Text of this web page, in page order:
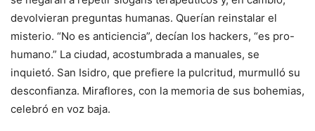
devolvieran preguntas humanas. Querían reinstalar el
misterio. “No es anticiencia”, decían los hackers, “es pro-
humano.” La ciudad, acostumbrada a manuales, se
inquietó. San Isidro, que prefiere la pulcritud, murmulló su
desconfianza. Miraflores, con la memoria de sus bohemias,
celebró en voz baja.